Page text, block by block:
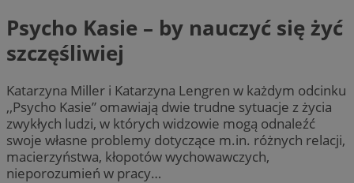
Psycho Kasie – by nauczyć się żyć
szczęśliwiej
Katarzyna Miller i Katarzyna Lengren w każdym odcinku
,,Psycho Kasie” omawiają dwie trudne sytuacje z życia
zwykłych ludzi, w których widzowie mogą odnaleźć
swoje własne problemy dotyczące m.in. różnych relacji,
macierzyństwa, kłopotów wychowawczych,
nieporozumień w pracy…